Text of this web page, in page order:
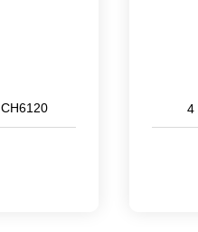
CH6120 4